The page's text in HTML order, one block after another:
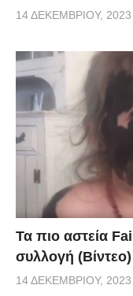
14 ΔΕΚΕΜΒΡΊΟΥ, 2023
Τα πιο αστεία
συλλογή (Βίντεο)
14 ΔΕΚΕΜΒΡΊΟΥ, 2023